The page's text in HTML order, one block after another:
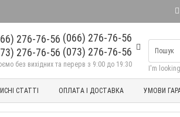
(066) 276-76-56
(073) 276-76-56
без вихідних та перерв з 9:00 до 19:30 I'm
СТАТТІ ОПЛАТА І ДОСТАВКА УМОВИ